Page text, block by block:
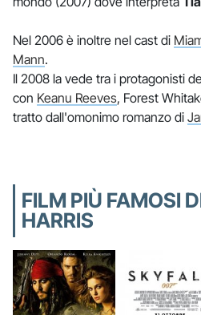
Nel 2006 è inoltre nel cast di
Mann.
Il 2008 la vede tra i protagonisti
con Keanu Reeves, Forest
tratto dall'omonimo romanzo di
FILM PIÙ FAMOSI
HARRIS